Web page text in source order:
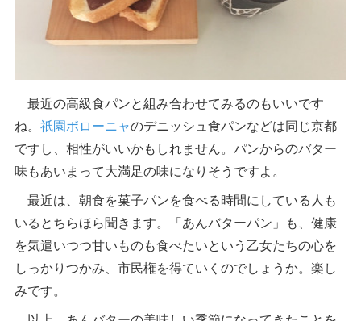
最近の高級食パンと組み合わせてみるのもいいです
ね。祇園ボローニャのデニッシュ食パンなどは同じ京都
ですし、相性がいいかもしれません。パンからのバター
味もあいまって大満足の味になりそうですよ。
最近は、朝食を菓子パンを食べる時間にしている人も
いるとちらほら聞きます。「あんバターパン」も、健康
を気遣いつつ甘いものも食べたいという乙女たちの心を
しっかりつかみ、市民権を得ていくのでしょうか。楽し
みです。